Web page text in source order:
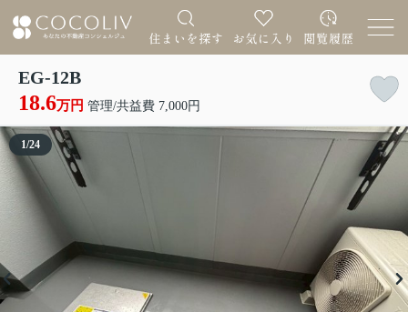
EG-12B
18.6万円 管理/共益費 7,000円
1/24